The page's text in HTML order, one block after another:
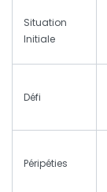
Situation
Initiale
Défi
Péripéties